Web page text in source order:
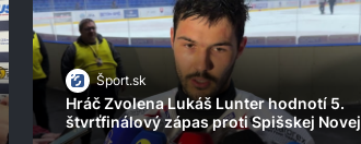
Šport.sk
Hráč Zvolena Lukáš Lunter hodnotí 5.
štvrťfinálový zápas proti Spišskej Novej
Vsi